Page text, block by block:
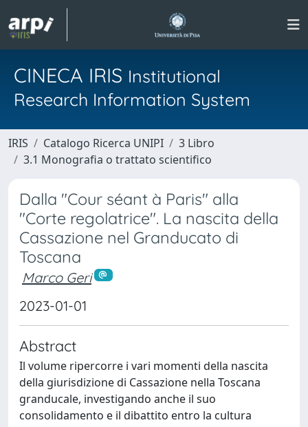
CINECA IRIS Institutional
Research Information System
IRIS Catalogo Ricerca UNIPI
3 Libro
3.1 Monografia o trattato scientifico
Dalla "Cour séant à Paris" alla
"Corte regolatrice". La nascita della
Cassazione nel Granducato di
Toscana
Marco Geri
2023-01-01
Abstract
Il volume ripercorre i vari momenti della nascita
della giurisdizione di Cassazione nella Toscana
granducale, investigando anche il suo
consolidamento e il dibattito entro la cultura